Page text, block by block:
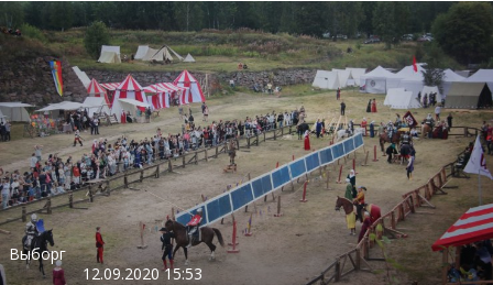
Выборг
12.09.2020 15:53